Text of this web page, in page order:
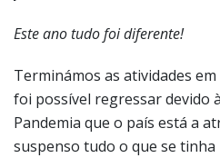
Este ano tudo foi diferente!
Terminámos as atividades
foi possível regressar devido
Pandemia que o país está a
suspenso tudo o que se